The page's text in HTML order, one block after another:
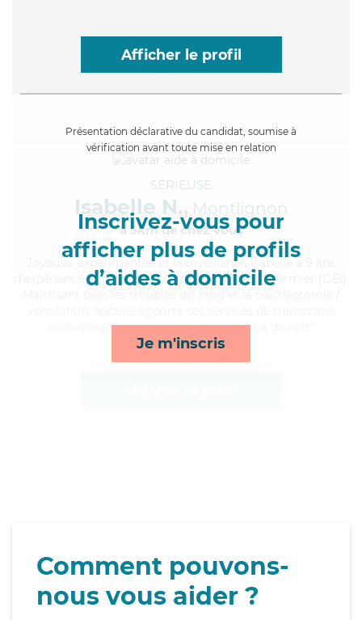
Afficher le profil
Présentation déclarative du candidat, soumise à
vérification avant toute mise en relation
Inscrivez-vous pour
afficher plus de profils
d’aides à domicile
Je m'inscris
SÉRIEUSE
Isabelle N., Montlignon
à 5km de chez Vous
, expérimentée et bienveillante, Isabelle a 9 ans
d'expérience et possède un diplôme d'Etat d'infirmier (DEI).
lessive/repassage, repas et surveillance de nuit*
Comment pouvons-
nous vous aider ?